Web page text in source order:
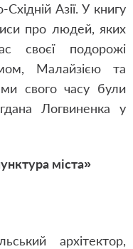
Азії. У книгу
про людей, яких
своєї подорожі
Малайзією та
свого часу були
Логвиненка у
міста»
архітектор,